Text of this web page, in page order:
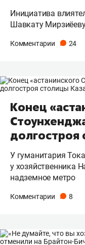
Инициатива
Шавкату
Комментарии 24
Конец
долгостроя
У гуманитария
у хозяйственника
надземное метро
Комментарии 8